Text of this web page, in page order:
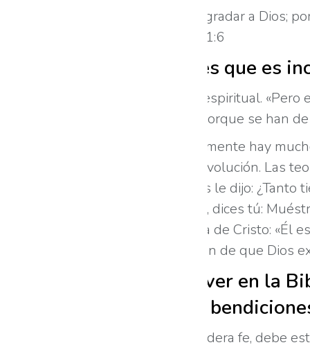
«Pero sin fe es imposible agradar a Dios;
que le buscan.» Hebreos 11:6
El punto con la fe es que es
Porque está en el mundo espiritual.
y no las puede entender, porque se han
Como médico sé que tristemente hay
creen en la TEORÍA de la evolución. Las
Lo que pasa es que : «Jesús le dijo:
visto al Padre; ¿cómo, pues, dices tú:
Y esto se afirma en la Biblia de Cristo:
hemos tenido comprobación de que Dios
Y lo que podemos ver en la
recibir promesas y
Esta fe, para que sea verdadera fe, debe